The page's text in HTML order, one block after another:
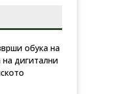
обука на
на дигитални